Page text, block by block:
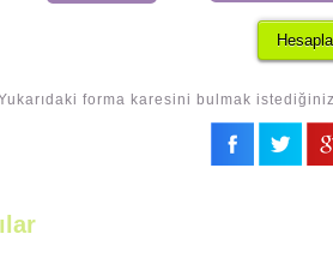
forma karesini bulmak